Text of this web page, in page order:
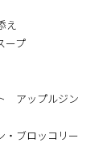
え
ープ
アップルジン
・ブロッコリー